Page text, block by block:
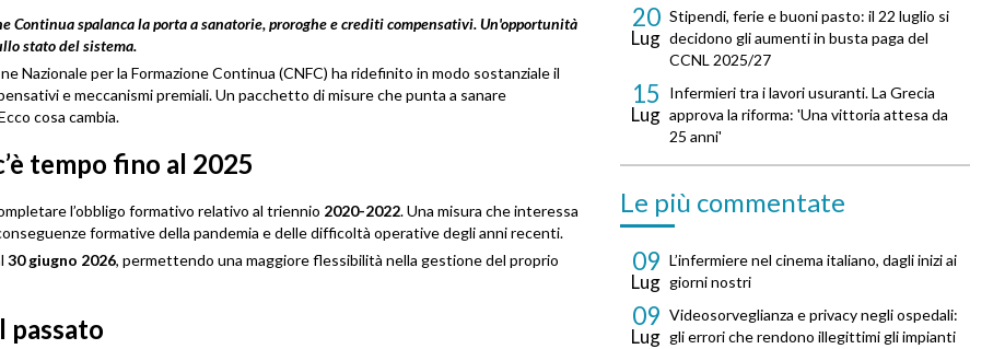
Continua spalanca la porta a sanatorie, proroghe e crediti compensativi. Un'opportunità
stato del sistema.
Nazionale per la Formazione Continua (CNFC) ha ridefinito in modo sostanziale il
e meccanismi premiali. Un pacchetto di misure che punta a sanare
cosa cambia.
tempo fino al 2025
l’obbligo formativo relativo al triennio 2020-2022. Una misura che interessa
formative della pandemia e delle difficoltà operative degli anni recenti.
30 giugno 2026, permettendo una maggiore flessibilità nella gestione del proprio
passato
20
Lug
Stipendi, ferie e buoni pasto: il 22 luglio si
decidono gli aumenti in busta paga del
CCNL 2025/27
15
Lug
Infermieri tra i lavori usuranti. La Grecia
approva la riforma: 'Una vittoria attesa da
25 anni'
Le più commentate
09
Lug
L’infermiere nel cinema italiano, dagli inizi ai
giorni nostri
09
Lug
Videosorveglianza e privacy negli ospedali:
gli errori che rendono illegittimi gli impianti